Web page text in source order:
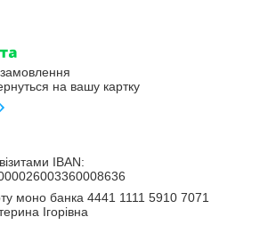
на вашу картку
IBAN:
моно банка 4441 1111 5910 7071
Ігорівна